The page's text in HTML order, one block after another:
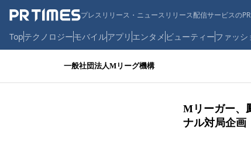
プレスリリース・ニュースリリース配信サービスの
Topテクノロジーモバイルアプリ エンタメ ビューティーファッシ
一般社団法人Mリーグ機構
Mリーガー、
ナル対局企画